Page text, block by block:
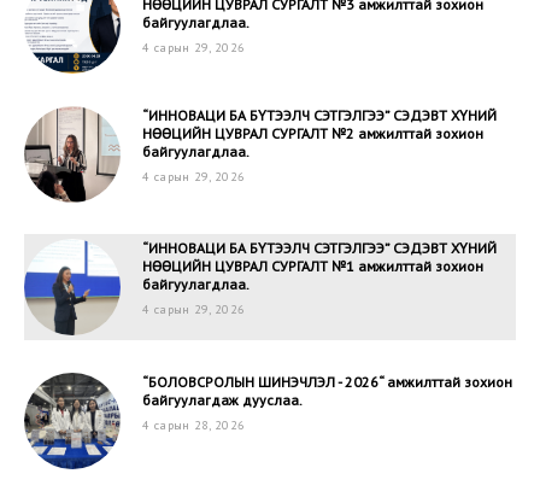
НӨӨЦИЙН ЦУВРАЛ СУРГАЛТ №3 амжилттай зохион
байгуулагдлаа.
4 сарын 29, 2026
“ИННОВАЦИ БА БҮТЭЭЛЧ СЭТГЭЛГЭЭ” CЭДЭВТ ХҮНИЙ
НӨӨЦИЙН ЦУВРАЛ СУРГАЛТ №2 амжилттай зохион
байгуулагдлаа.
4 сарын 29, 2026
“ИННОВАЦИ БА БҮТЭЭЛЧ СЭТГЭЛГЭЭ” CЭДЭВТ ХҮНИЙ
НӨӨЦИЙН ЦУВРАЛ СУРГАЛТ №1 амжилттай зохион
байгуулагдлаа.
4 сарын 29, 2026
“БОЛОВСРОЛЫН ШИНЭЧЛЭЛ - 2026“ амжилттай зохион
байгуулагдаж дууслаа.
4 сарын 28, 2026